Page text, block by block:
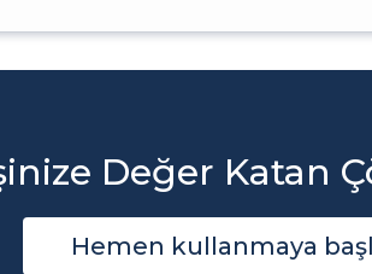
Değer Katan
Hemen kullanmaya